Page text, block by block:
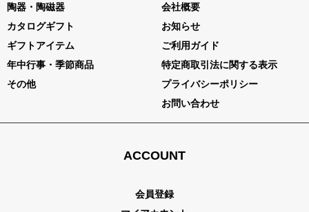
陶器・陶磁器
カタログギフト
ギフトアイテム
年中行事・季節商品
その他
会社概要
お知らせ
ご利用ガイド
特定商取引法に関する表示
プライバシーポリシー
お問い合わせ
ACCOUNT
会員登録